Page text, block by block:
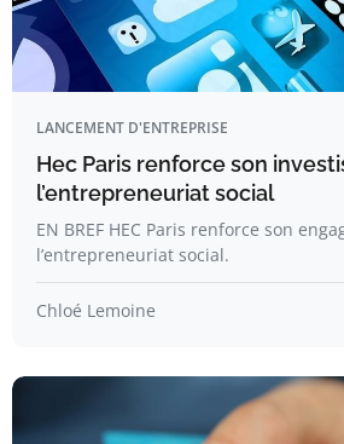
LANCEMENT D'ENTREPRISE
Hec Paris renforce son
l’entrepreneuriat social
EN BREF HEC Paris renforce son
l’entrepreneuriat social.
Chloé Lemoine